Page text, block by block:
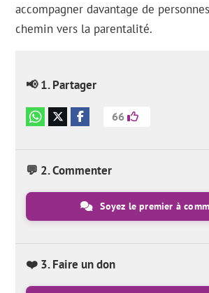
accompagner davantage de
chemin vers la parentalité.
📢 1. Partager
66
💬 2. Commenter
Soyez le premier à
❤️ 3. Faire un don